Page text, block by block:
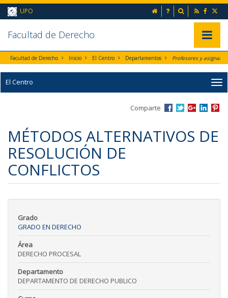
Ir al contenido principal de la página (alt + s)
Ir a la cabecera de la página (alt + c)
Ir al pie de la página (alt + p)
Ir al menú principal (alt + u)
UPO inicio Preguntas
Buscador
Facultad de Derecho
Facultad de Derecho Inicio El Centro Departamentos
El Centro
Comparte
MÉTODOS ALTERNATIVOS DE
RESOLUCIÓN DE
CONFLICTOS
Grado
GRADO EN DERECHO
Área
DERECHO PROCESAL
Departamento
DEPARTAMENTO DE DERECHO PUBLICO